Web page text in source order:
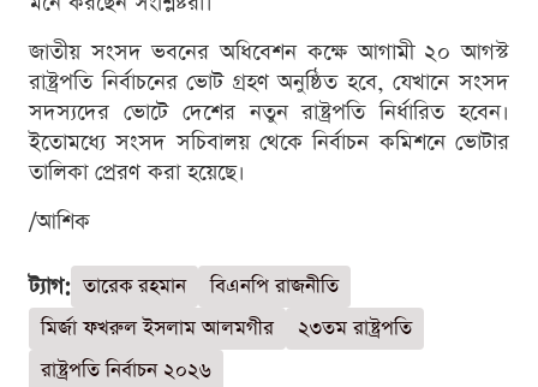
জাতীয় সংসদ ভবনের অধিবেশন কক্ষে আগামী ২০ আগস্ট
রাষ্ট্রপতি নির্বাচনের ভোট গ্রহণ অনুষ্ঠিত হবে, যেখানে সংসদ
সদস্যদের ভোটে দেশের নতুন রাষ্ট্রপতি নির্ধারিত হবেন।
ইতোমধ্যে সংসদ সচিবালয় থেকে নির্বাচন কমিশনে ভোটার
তালিকা প্রেরণ করা হয়েছে।
/আশিক
ট্যাগ: তারেক রহমান
বিএনপি রাজনীতি
মির্জা ফখরুল ইসলাম আলমগীর
২৩তম রাষ্ট্রপতি
রাষ্ট্রপতি নির্বাচন ২০২৬